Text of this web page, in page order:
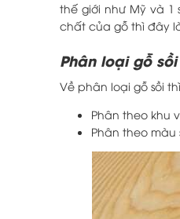
thế giới như Mỹ và 1
chất của gỗ thì đây
Phân loại gỗ sồi
Về phân loại gỗ sồi
Phân theo khu
Phân theo màu